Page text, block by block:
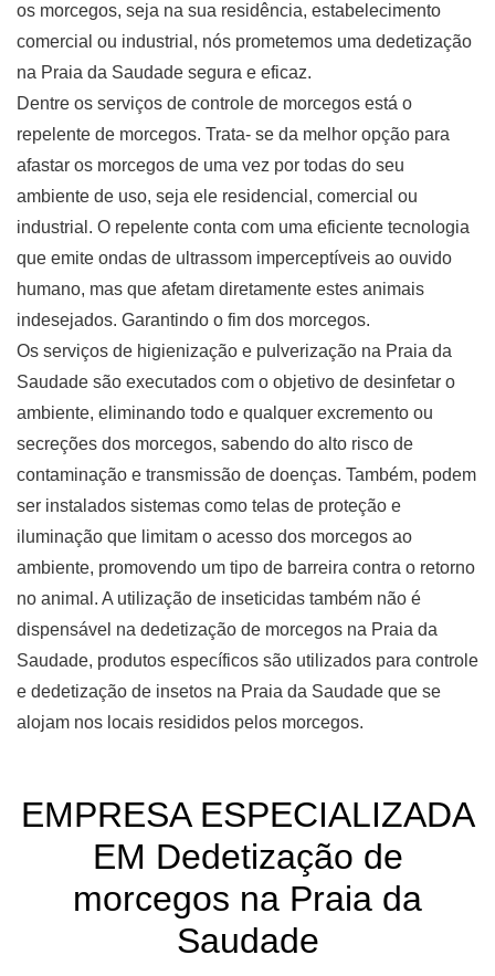
os morcegos, seja na sua residência, estabelecimento
comercial ou industrial, nós prometemos uma dedetização
na Praia da Saudade segura e eficaz.
Dentre os serviços de controle de morcegos está o
repelente de morcegos. Trata- se da melhor opção para
afastar os morcegos de uma vez por todas do seu
ambiente de uso, seja ele residencial, comercial ou
industrial. O repelente conta com uma eficiente tecnologia
que emite ondas de ultrassom imperceptíveis ao ouvido
humano, mas que afetam diretamente estes animais
indesejados. Garantindo o fim dos morcegos.
Os serviços de higienização e pulverização na Praia da
Saudade são executados com o objetivo de desinfetar o
ambiente, eliminando todo e qualquer excremento ou
secreções dos morcegos, sabendo do alto risco de
contaminação e transmissão de doenças. Também, podem
ser instalados sistemas como telas de proteção e
iluminação que limitam o acesso dos morcegos ao
ambiente, promovendo um tipo de barreira contra o retorno
no animal. A utilização de inseticidas também não é
dispensável na dedetização de morcegos na Praia da
Saudade, produtos específicos são utilizados para controle
e dedetização de insetos na Praia da Saudade que se
alojam nos locais resididos pelos morcegos.
EMPRESA ESPECIALIZADA
EM Dedetização de
morcegos na Praia da
Saudade